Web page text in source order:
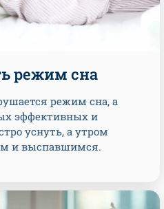
режим сна
режим сна, а
эффективных и
уснуть, а утром
и выспавшимся.